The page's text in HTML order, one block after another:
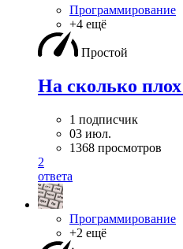
Программирование
+4 ещё
Простой
На сколько
1 подписчик
03 июл.
1368 просмотров
2
ответа
Программирование
+2 ещё